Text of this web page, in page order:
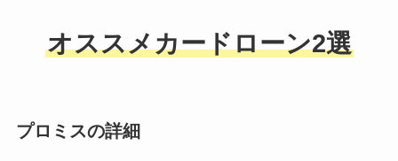
オススメカードローン2選
プロミスの詳細